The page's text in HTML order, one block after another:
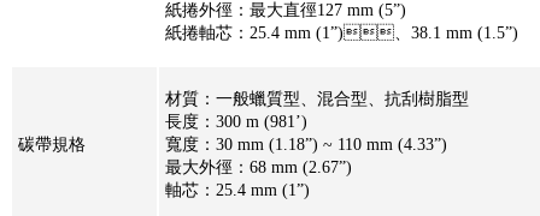
紙捲外徑：最大直徑127 mm (5”)
紙捲軸芯：25.4 mm (1”)、38.1 mm (1.5”)
碳帶規格
材質：一般蠟質型、混合型、抗刮樹脂型
長度：300 m (981’)
寬度：30 mm (1.18”) ~ 110 mm (4.33”)
最大外徑：68 mm (2.67”)
軸芯：25.4 mm (1”)